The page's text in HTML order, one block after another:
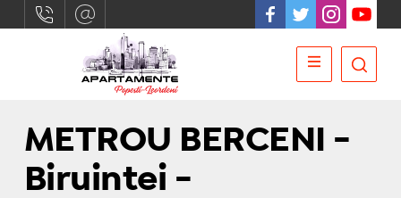
METROU BERCENI -
Biruintei -